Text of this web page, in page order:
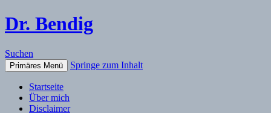
Dr. Bendig
Suchen
Primäres Menü Springe zum Inhalt
Startseite
Über mich
Disclaimer